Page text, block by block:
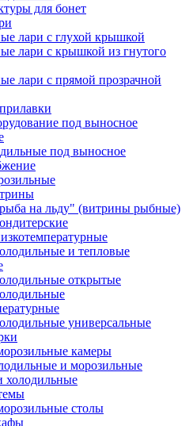
для бонет
лари с глухой крышкой
лари с крышкой из гнутого
лари с прямой прозрачной
под выносное
под выносное
на льду" (витрины рыбные)
и тепловые
открытые
универсальные
камеры
и морозильные
холодильные
столы